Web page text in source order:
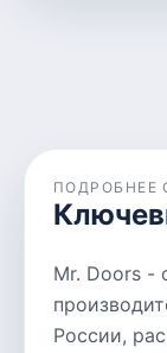
ПОДРОБНЕЕ
Mr. Doors -
России,